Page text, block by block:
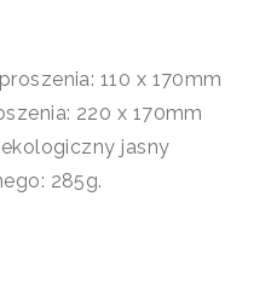
110 x 170mm
220 x 170mm
jasny
285g.